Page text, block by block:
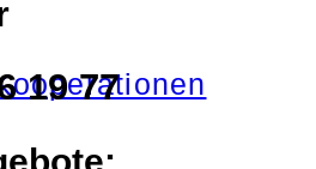
19 77